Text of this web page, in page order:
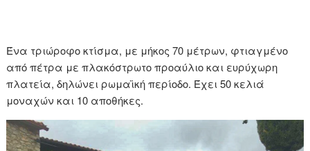
Ένα τριώροφο κτίσμα, με μήκος 70 μέτρων, φτιαγμένο
από πέτρα με πλακόστρωτο προαύλιο και ευρύχωρη
πλατεία, δηλώνει ρωμαϊκή περίοδο. Έχει 50 κελιά
μοναχών και 10 αποθήκες.